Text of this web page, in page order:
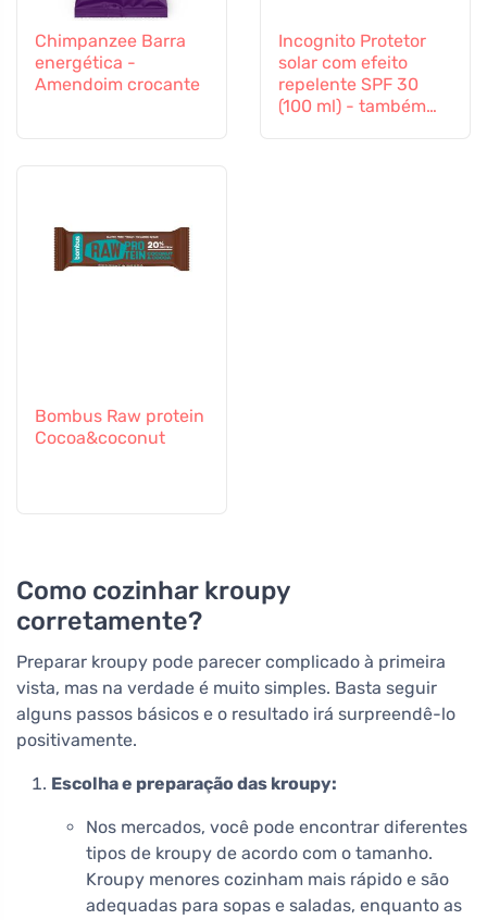
Chimpanzee Barra
energética -
Amendoim crocante
Incognito Protetor
solar com efeito
repelente SPF 30
(100 ml) - também
Bombus Raw protein
Cocoa&coconut
Como cozinhar kroupy
corretamente?
Preparar kroupy pode parecer complicado à primeira
vista, mas na verdade é muito simples. Basta seguir
alguns passos básicos e o resultado irá surpreendê-lo
positivamente.
Escolha e preparação das kroupy:
Nos mercados, você pode encontrar diferentes
tipos de kroupy de acordo com o tamanho.
Kroupy menores cozinham mais rápido e são
adequadas para sopas e saladas, enquanto as